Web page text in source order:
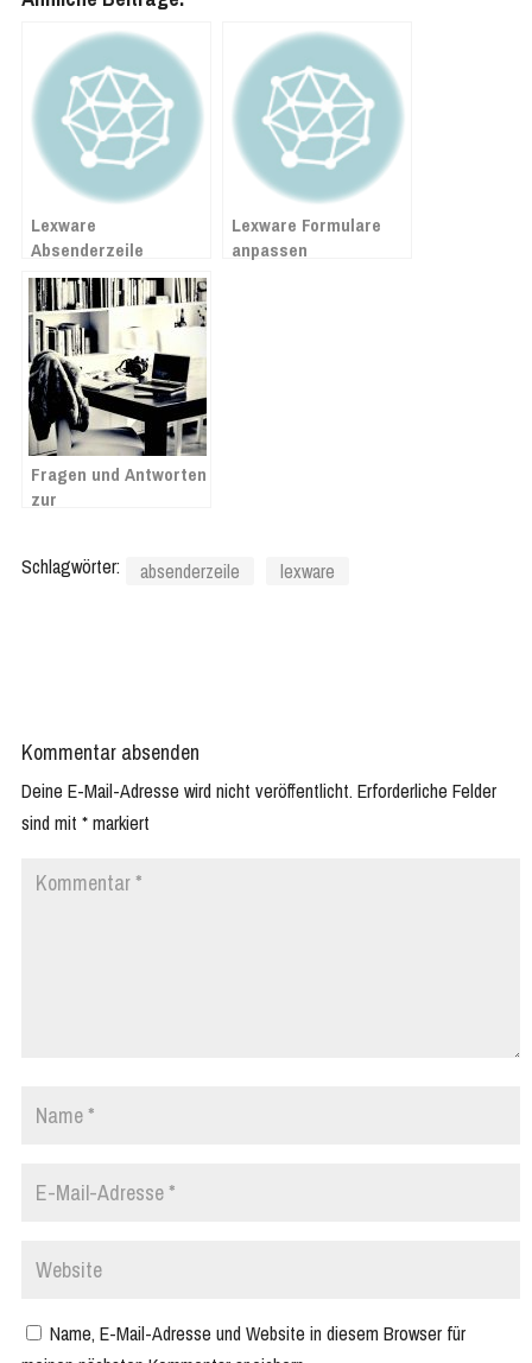
Lexware
Absenderzeile
unterstreichen
Lexware Formulare
anpassen
Fragen und Antworten
zur
Lexware
Schlagwörter: absenderzeile lexware
Kommentar absenden
Deine E-Mail-Adresse wird nicht veröffentlicht. Erforderliche Felder
sind mit *markiert
Name, E-Mail-Adresse und Website in diesem Browser für